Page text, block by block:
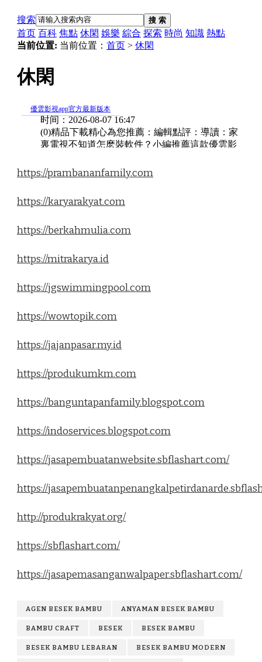
https://prambananfamily.com
https://karyarakyat.com
https://berkahmulia.com
https://mitrakarya.id
https://jgswimmingpool.com
https://wowtopik.com
https://jajanpasar.my.id
https://produkumkm.com
https://banguntapanfamily.blogspot.com
https://indoservices.blogspot.com
https://jasapembuatanwebsite.sbflashart.com/
https://
http://produkrakyat.org/
https://sbflashart.com/
https://jasapemasanganwalpaper.sbflashart.com/
AGEN BESEK BAMBU ANYAMAN BESEK BAMBU
BAMBU CRAFT BESEK BESEK BAMBU
BESEK BAMBU LEBARAN BESEK BAMBU MODERN